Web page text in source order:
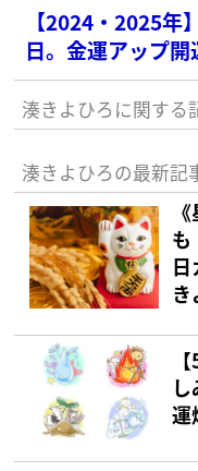
【2024・2025
日。金運アップ
監修】
湊きよひろに関する
湊きよひろの最新記
も
き
運